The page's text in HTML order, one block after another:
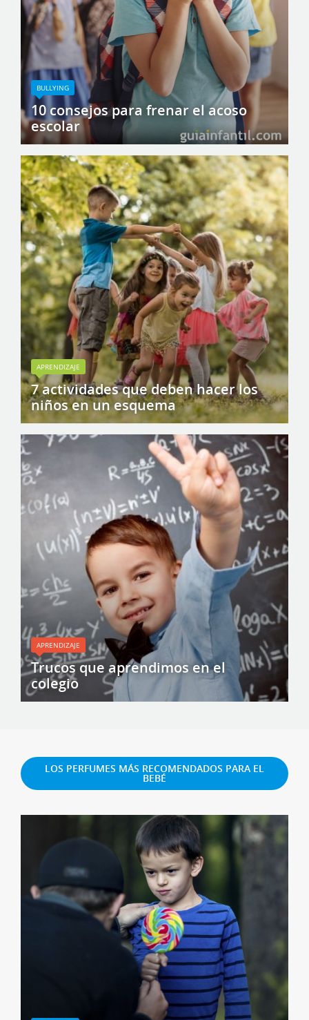
BULLYING
10 consejos para frenar el acoso
escolar
APRENDIZAJE
7 actividades que deben hacer los
niños en un esquema
APRENDIZAJE
Trucos que aprendimos en el
colegio
LOS PERFUMES MÁS RECOMENDADOS PARA EL
BEBÉ